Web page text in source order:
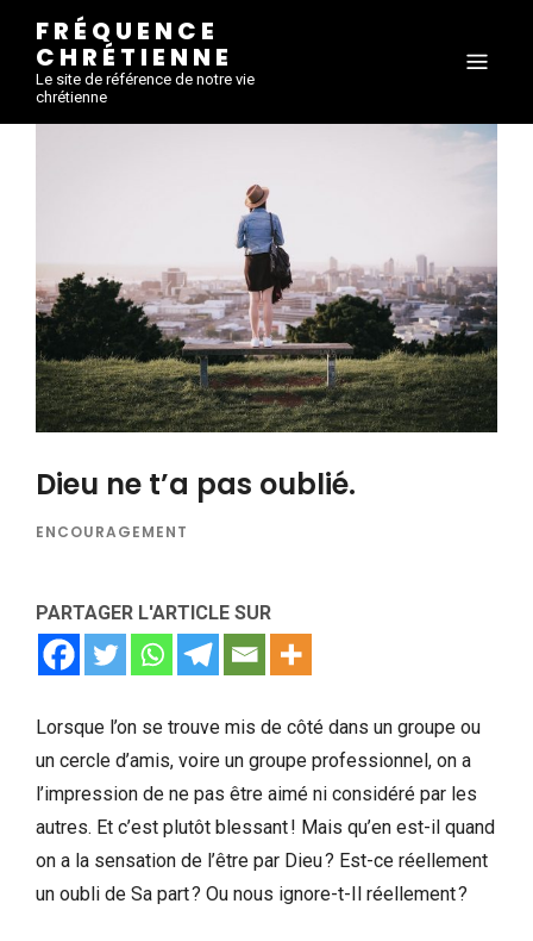
FRÉQUENCE
CHRÉTIENNE
Le site de référence de notre vie
chrétienne
Dieu ne t’a pas oublié.
ENCOURAGEMENT
PARTAGER L'ARTICLE SUR
Lorsque l’on se trouve mis de côté dans un groupe ou
un cercle d’amis, voire un groupe professionnel, on a
l’impression de ne pas être aimé ni considéré par les
autres. Et c’est plutôt blessant ! Mais qu’en est-il quand
on a la sensation de l’être par Dieu ? Est-ce réellement
un oubli de Sa part ? Ou nous ignore-t-Il réellement ?